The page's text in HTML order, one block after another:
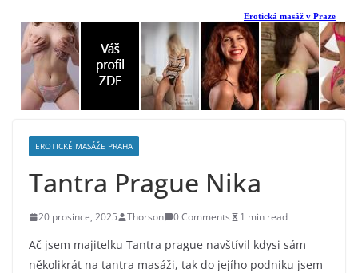
EROTICKÉ MASÁŽE PRAHA
Tantra Prague Nika
20 prosince, 2025 Thorson 0 Comments 1 min read
Ač jsem majitelku Tantra prague navštívil kdysi sám
několikrát na tantra masáži, tak do jejího podniku jsem